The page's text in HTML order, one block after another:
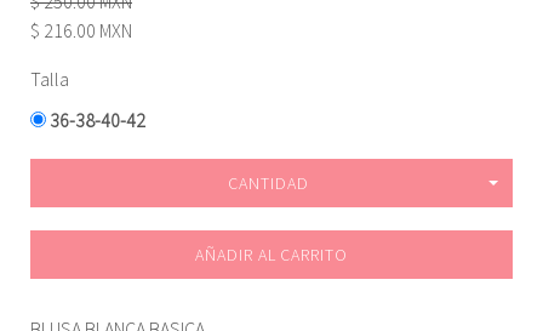
$ 216.00 MXN
Talla
36-38-40-42
CANTIDAD
AÑADIR AL CARRITO